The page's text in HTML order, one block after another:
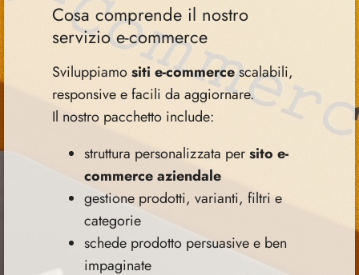
Cosa comprende il nostro
servizio e-commerce
Sviluppiamositi e-commercescalabili,
responsive e facili da aggiornare.
Il nostro pacchetto include:
struttura personalizzata persito e-
commerce aziendale
gestione prodotti, varianti, filtri e
categorie
schede prodotto persuasive e ben
impaginate